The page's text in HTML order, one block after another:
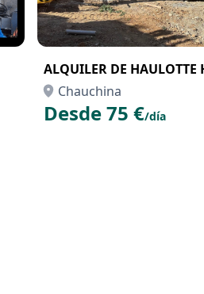
ALQUILER DE HAULOTTE
Chauchina
Desde 75 €/día